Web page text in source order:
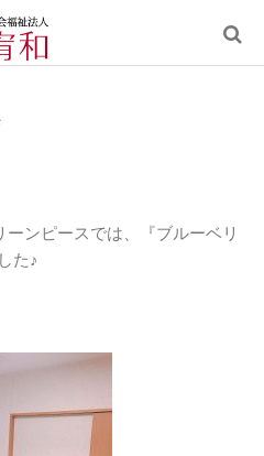
ンピースでは、『ブルーベリ
た♪